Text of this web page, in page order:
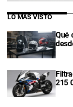
LO MÁS VISTO
Qué
215